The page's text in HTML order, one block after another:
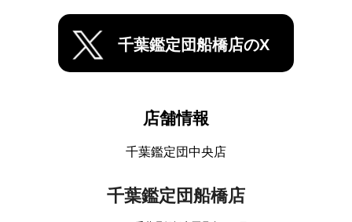
千葉鑑定団船橋店のX
店舗情報
千葉鑑定団中央店
千葉鑑定団船橋店